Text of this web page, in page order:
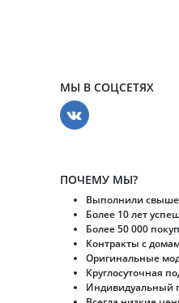
МЫ В СОЦСЕТЯХ
ПОЧЕМУ МЫ?
Выполнили свыше
Более 10 лет
Более 50 000
Контракты с
Оригинальные
Круглосуточная
Индивидуальный